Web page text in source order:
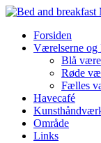
Forsiden
Værelserne og
Blå
Røde
Fælles
Havecafé
Område
Links